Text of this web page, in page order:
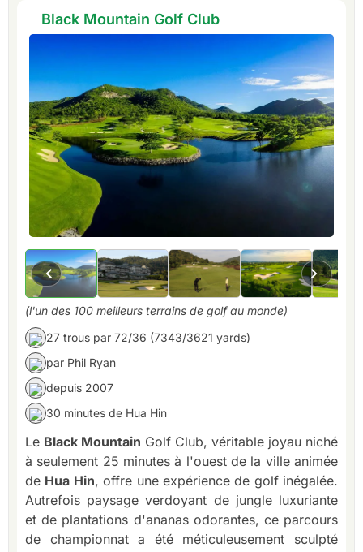
Black Mountain Golf Club
(l'un des 100 meilleurs terrains de golf au monde)
27 trous par 72/36 (7343/3621 yards)
par Phil Ryan
depuis 2007
30 minutes de Hua Hin
Le Black Mountain Golf Club, véritable joyau niché
à seulement 25 minutes à l'ouest de la ville animée
de Hua Hin, offre une expérience de golf inégalée.
Autrefois paysage verdoyant de jungle luxuriante
et de plantations d'ananas odorantes, ce parcours
de championnat a été méticuleusement sculpté